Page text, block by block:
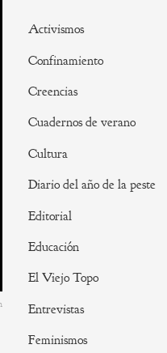
Activismos
Confinamiento
Creencias
Cuadernos de verano
Cultura
Diario del año de la peste
Editorial
Educación
El Viejo Topo
Entrevistas
Feminismos